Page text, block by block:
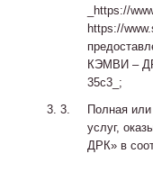
_https://
https://
КЭМВИ –
35с3_;
Полная или
услуг,
ДРК» в